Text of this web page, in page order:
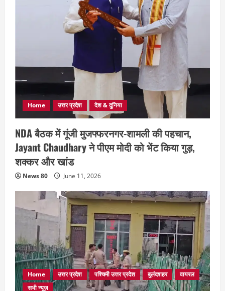
Home उत्तर प्रदेश देश & दुनिया
NDA बैठक में गूंजी मुजफ्फरनगर-शामली की पहचान,
Jayant Chaudhary ने पीएम मोदी को भेंट किया गुड़,
शक्कर और खांड
News 80 June 11, 2026
Home उत्तर प्रदेश पश्चिमी उत्तर प्रदेश बुलंदशहर
वायरल
सभी न्यूज़